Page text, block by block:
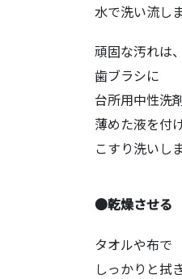
水で洗い流しま
頑固な汚れは、
歯ブラシに
台所用中性洗
薄めた液を付
こすり洗いしま
●乾燥させる
タオルや布で
しっかりと拭